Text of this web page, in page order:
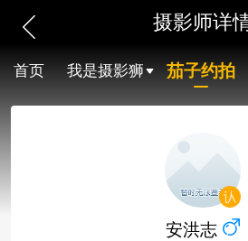
摄影师详
首页 我是摄影狮 茄子约拍
安洪志